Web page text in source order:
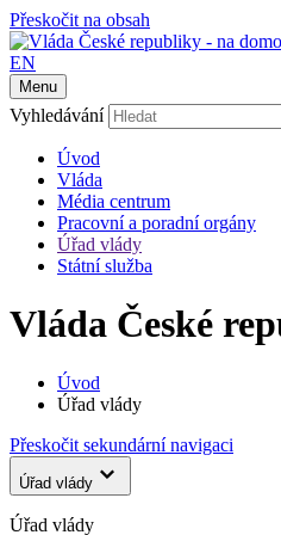
Přeskočit na obsah
EN
Menu
Vyhledávání
Úvod
Vláda
Média centrum
Pracovní a poradní orgány
Úřad vlády
Státní služba
Vláda České
Úvod
Úřad vlády
Přeskočit sekundární navigaci
Úřad vlády
Úřad vlády